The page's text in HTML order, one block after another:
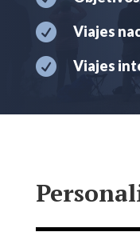
 Viajes
 Viajes